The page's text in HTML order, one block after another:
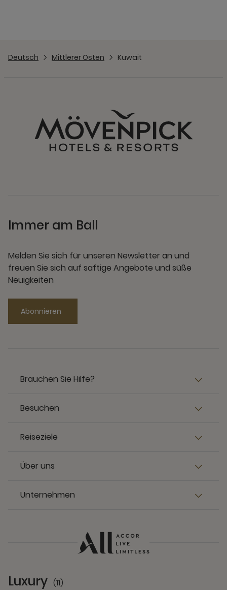
Deutsch Mittlerer Osten Kuwait
Immer am Ball
Melden Sie sich für unseren Newsletter an und
freuen Sie sich auf saftige Angebote und süße
Neuigkeiten
Abonnieren
Brauchen Sie Hilfe?
Besuchen
Reiseziele
Über uns
Unternehmen
Luxury (11)